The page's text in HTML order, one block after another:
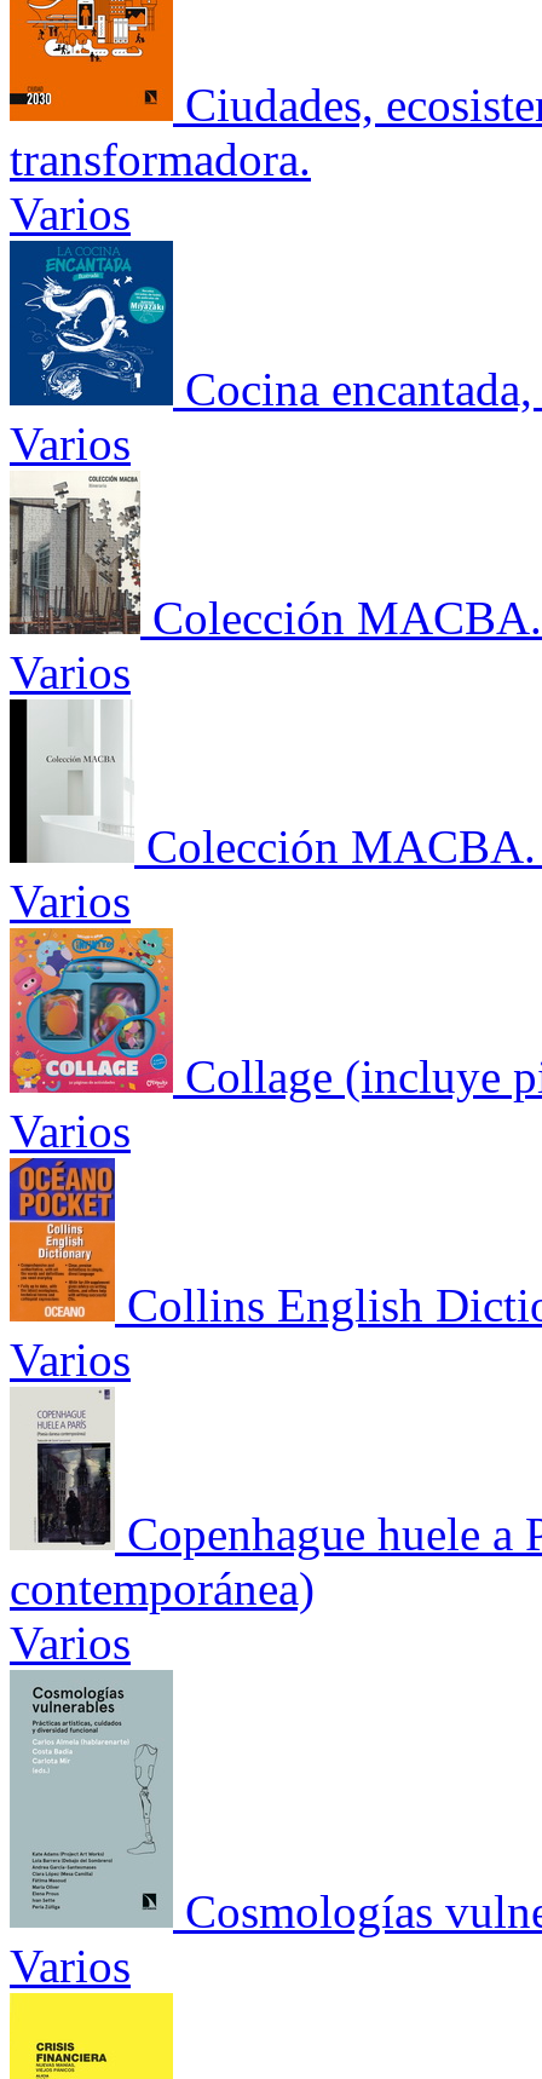
Ciudades,
transformadora.
Varios
Cocina
Varios
Colección
Varios
Colección MACBA.
Varios
Collage (incluye
Varios
Collins English
Varios
Copenhague huele a
contemporánea)
Varios
Cosmologías
Varios